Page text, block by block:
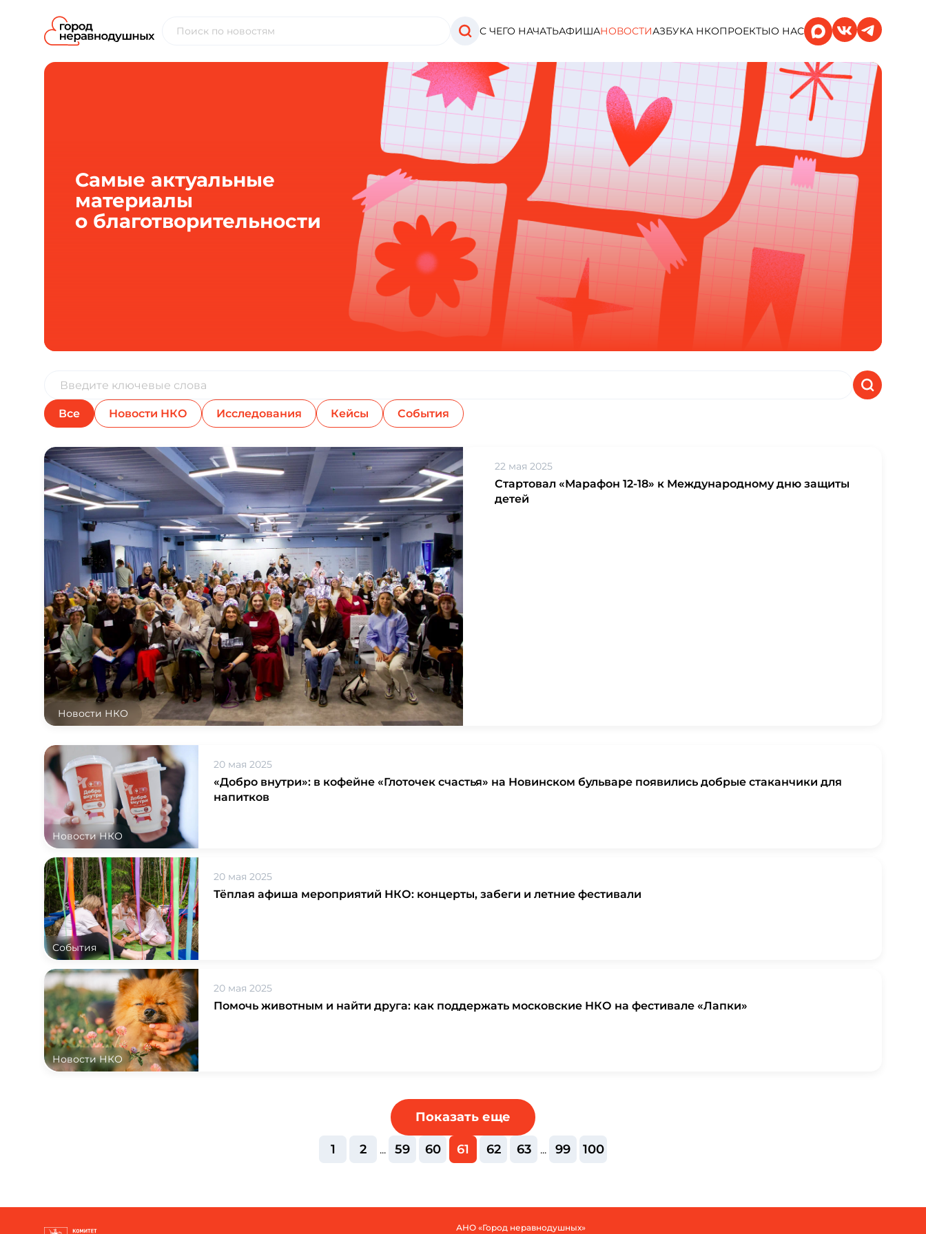
С ЧЕГО НАЧАТЬАФИШАНОВОСТИАЗБУКА НКОПРОЕКТЫО НАС
Самые актуальные
материалы
о благотворительности
Все Новости НКО Исследования Кейсы События
Новости НКО
22 мая 2025
Стартовал «Марафон 12-18» к Международному дню защиты
детей
Новости НКО
20 мая 2025
«Добро внутри»: в кофейне «Глоточек счастья» на Новинском бульваре появились добрые стаканчики для
напитков
События
20 мая 2025
Тёплая афиша мероприятий НКО: концерты, забеги и летние фестивали
Новости НКО
20 мая 2025
Помочь животным и найти друга: как поддержать московские НКО на фестивале «Лапки»
1 2 ... 59 60 61 62 63 ... 99 100
Показать еще
АНО «Город неравнодушных»